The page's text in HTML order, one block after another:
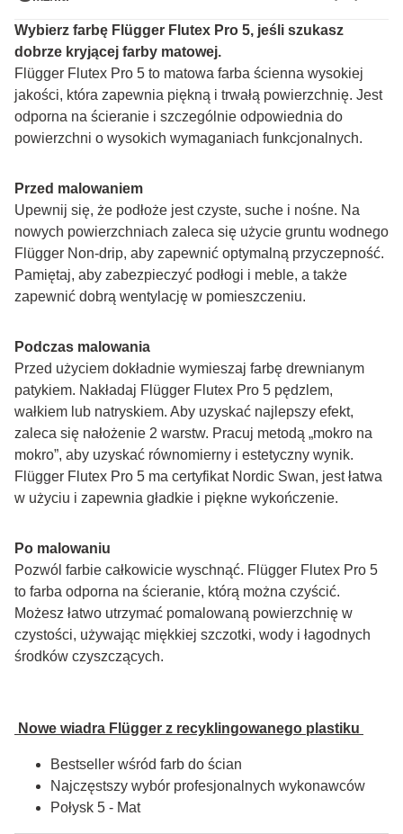
Wybierz farbę Flügger Flutex Pro 5, jeśli szukasz
dobrze kryjącej farby matowej.
Flügger Flutex Pro 5 to matowa farba ścienna wysokiej
jakości, która zapewnia piękną i trwałą powierzchnię. Jest
odporna na ścieranie i szczególnie odpowiednia do
powierzchni o wysokich wymaganiach funkcjonalnych.
Przed malowaniem
Upewnij się, że podłoże jest czyste, suche i nośne. Na
nowych powierzchniach zaleca się użycie gruntu wodnego
Flügger Non-drip, aby zapewnić optymalną przyczepność.
Pamiętaj, aby zabezpieczyć podłogi i meble, a także
zapewnić dobrą wentylację w pomieszczeniu.
Podczas malowania
Przed użyciem dokładnie wymieszaj farbę drewnianym
patykiem. Nakładaj Flügger Flutex Pro 5 pędzlem,
wałkiem lub natryskiem. Aby uzyskać najlepszy efekt,
zaleca się nałożenie 2 warstw. Pracuj metodą „mokro na
mokro”, aby uzyskać równomierny i estetyczny wynik.
Flügger Flutex Pro 5 ma certyfikat Nordic Swan, jest łatwa
w użyciu i zapewnia gładkie i piękne wykończenie.
Po malowaniu
Pozwól farbie całkowicie wyschnąć. Flügger Flutex Pro 5
to farba odporna na ścieranie, którą można czyścić.
Możesz łatwo utrzymać pomalowaną powierzchnię w
czystości, używając miękkiej szczotki, wody i łagodnych
środków czyszczących.
Nowe wiadra Flügger z recyklingowanego plastiku
Bestseller wśród farb do ścian
Najczęstszy wybór profesjonalnych wykonawców
Połysk 5 - Mat